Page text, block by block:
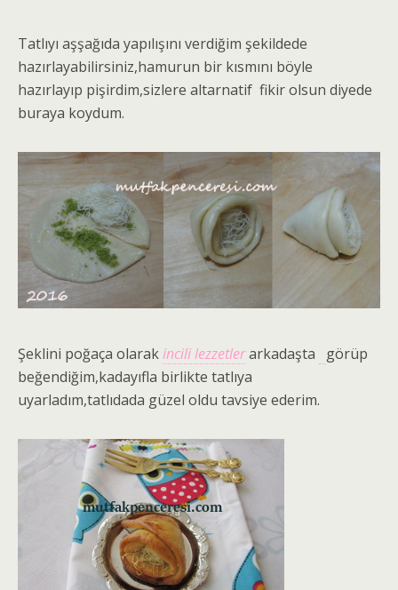
Tatlıyı aşşağıda yapılışını verdiğim şekildede
hazırlayabilirsiniz,hamurun bir kısmını böyle
hazırlayıp pişirdim,sizlere altarnatif fikir olsun diyede
buraya koydum.
Şeklini poğaça olarakincili lezzetlerarkadaşta
görüp
beğendiğim,kadayıfla birlikte tatlıya
uyarladım,tatlıdada güzel oldu tavsiye ederim.